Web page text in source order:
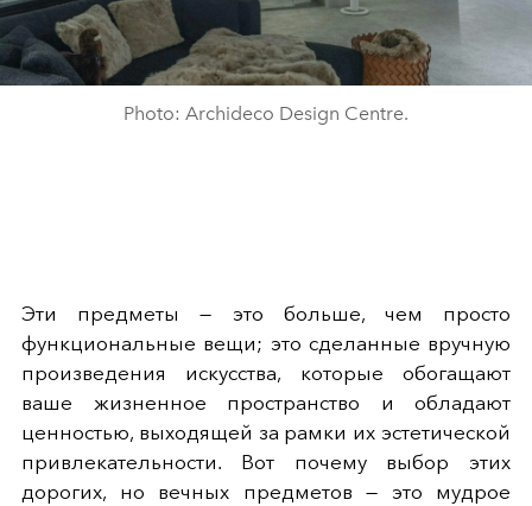
Photo: Archideco Design Centre.
Эти предметы — это больше, чем просто
функциональные вещи; это сделанные вручную
произведения искусства, которые обогащают
ваше жизненное пространство и обладают
ценностью, выходящей за рамки их эстетической
привлекательности. Вот почему выбор этих
дорогих, но вечных предметов — это мудрое